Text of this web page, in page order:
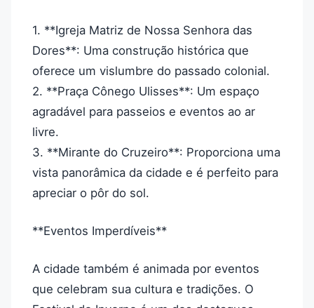
1. **Igreja Matriz de Nossa Senhora das
Dores**: Uma construção histórica que
oferece um vislumbre do passado colonial.
2. **Praça Cônego Ulisses**: Um espaço
agradável para passeios e eventos ao ar
livre.
3. **Mirante do Cruzeiro**: Proporciona uma
vista panorâmica da cidade e é perfeito para
apreciar o pôr do sol.
**Eventos Imperdíveis**
A cidade também é animada por eventos
que celebram sua cultura e tradições. O